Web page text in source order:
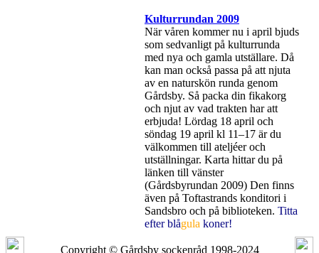
Kulturrundan 2009
När våren kommer nu i april bjuds
som sedvanligt på kulturrunda
med nya och gamla utställare. Då
kan man också passa på att njuta
av en naturskön runda genom
Gårdsby. Så packa din fikakorg
och njut av vad trakten har att
erbjuda! Lördag 18 april och
söndag 19 april kl 11–17 är du
välkommen till ateljéer och
utställningar. Karta hittar du på
länken till vänster
(Gårdsbyrundan 2009) Den finns
även på Toftastrands konditori i
Sandsbro och på biblioteken. Titta
efter blågula koner!
Copyright © Gårdsby sockenråd 1998-2024